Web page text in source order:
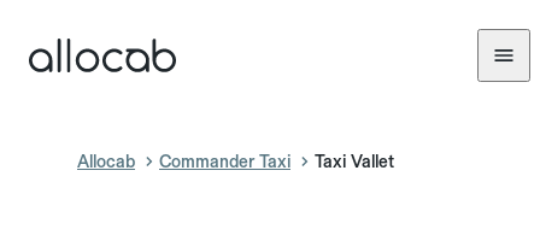
Allocab Commander Taxi Taxi Vallet